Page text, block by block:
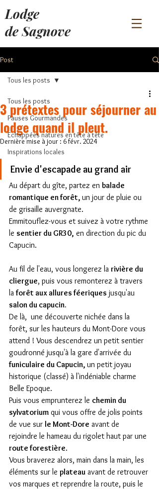
Lodge
de Sagnove
Post
Tous les posts
Pauses Gourmandes
Echappées natures en tête à tête
Inspirations locales
Tous les posts
3 prétextes pour séjourner au
lodge quand il pleut.
Dernière mise à jour : 6 févr. 2024
Envie d'escapade au grand air
Au départ du gîte, partez en balade
romantique en forêt, un jour de pluie ou
de grisaille auvergnate.
Emmitouflez-vous et suivez à votre rythme
le sentier du GR30, en direction du pic du
Capucin.
Au fil de l'eau, vous longerez la rivière du
cliergue, puis vous remonterez à travers
la forêt aux allures féeriques jusqu'au
salon du capucin.
De là,  une découverte nichée dans la
forêt, sur les hauteurs du Mont-Dore vous
attend ! Vous descendrez un petit sentier
goudronné jusqu'à la gare d'arrivée du
funiculaire du Capucin, un petit joyau
historique (classé) à l'indéniable charme
Belle Epoque.
Puis vous emprunterez le chemin du
sylvatorium qui vous offre de jolis points
de vue sur le Mont-Dore avant de
rejoindre le hameau du rigolet haut par une
route forestière.
Vous braverez alors, main dans la main, les
éléments sur le plateau avant de retrouver
vos marques et reprendre la route, puis le